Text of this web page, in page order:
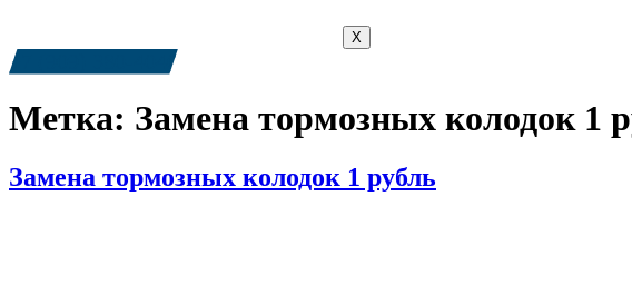
X
+7 (909) 380-4040
Метка: Замена тормозных колодок 1
Замена тормозных колодок 1 рубль